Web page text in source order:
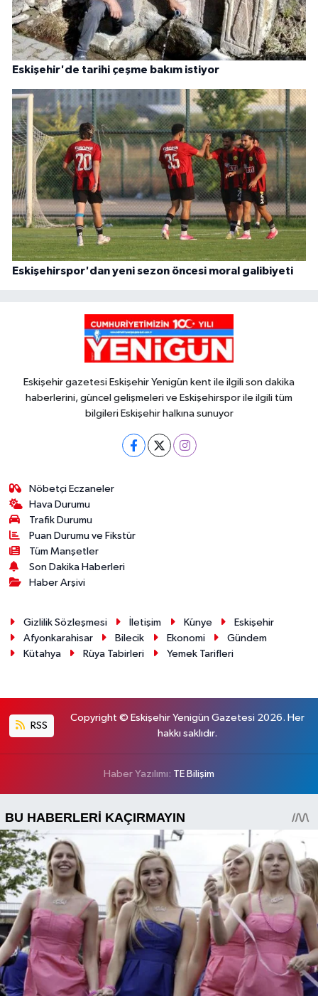
Eskişehir'de tarihi çeşme bakım istiyor
Eskişehirspor'dan yeni sezon öncesi moral galibiyeti
Eskişehir gazetesi Eskişehir Yenigün kent ile ilgili son dakika
haberlerini, güncel gelişmeleri ve Eskişehirspor ile ilgili tüm
bilgileri Eskişehir halkına sunuyor
Nöbetçi Eczaneler
Hava Durumu
Trafik Durumu
Puan Durumu ve Fikstür
Tüm Manşetler
Son Dakika Haberleri
Haber Arşivi
Gizlilik Sözleşmesi İletişim Künye
Eskişehir
Afyonkarahisar
Bilecik Ekonomi
Gündem
Kütahya
Rüya Tabirleri Yemek Tarifleri
RSS
Copyright © Eskişehir Yenigün Gazetesi 2026. Her
hakkı saklıdır.
Haber Yazılımı: TE Bilişim